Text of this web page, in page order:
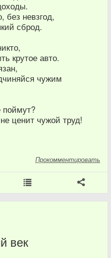
без невзгод,
сброд.
крутое авто.
чужим
ценит чужой труд!
Прокомментировать
век